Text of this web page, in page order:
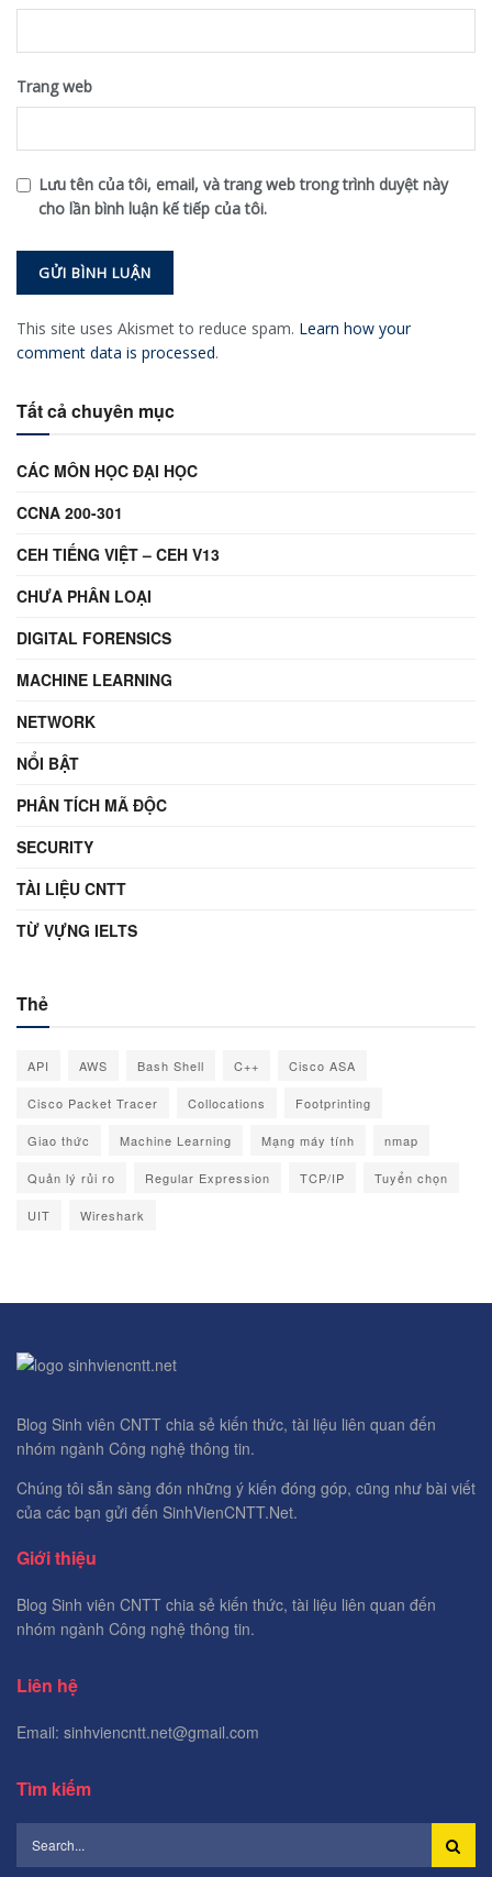
Trang web
Lưu tên của tôi, email, và trang web trong trình duyệt này
cho lần bình luận kế tiếp của tôi.
This site uses Akismet to reduce spam. Learn how your
comment data is processed.
Tất cả chuyên mục
CÁC MÔN HỌC ĐẠI HỌC
CCNA 200-301
CEH TIẾNG VIỆT – CEH V13
CHƯA PHÂN LOẠI
DIGITAL FORENSICS
MACHINE LEARNING
NETWORK
NỔI BẬT
PHÂN TÍCH MÃ ĐỘC
SECURITY
TÀI LIỆU CNTT
TỪ VỰNG IELTS
Thẻ
API AWS Bash Shell C++ Cisco ASA
Cisco Packet Tracer Collocations Footprinting
Giao thức Machine Learning Mạng máy tính nmap
Quản lý rủi ro Regular Expression TCP/IP Tuyển chọn
UIT Wireshark
Blog Sinh viên CNTT chia sẻ kiến thức, tài liệu liên quan đến
nhóm ngành Công nghệ thông tin.
Chúng tôi sẵn sàng đón những ý kiến đóng góp, cũng như bài viết
của các bạn gửi đến SinhVienCNTT.Net.
Giới thiệu
Blog Sinh viên CNTT chia sẻ kiến thức, tài liệu liên quan đến
nhóm ngành Công nghệ thông tin.
Liên hệ
Email: sinhviencntt.net@gmail.com
Tìm kiếm